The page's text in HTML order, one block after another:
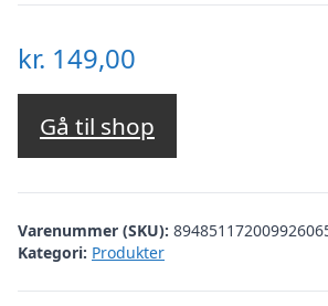
kr. 149,00
Gå til shop
Varenummer (SKU):
Kategori: Produkter